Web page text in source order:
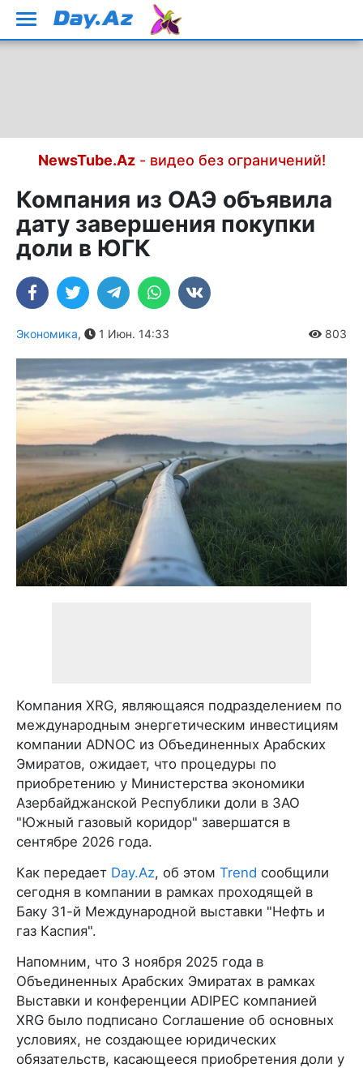
NewsTube.Az- видео без ограничений!
Компания из ОАЭ объявила
дату завершения покупки
доли в ЮГК
Экономика, 1 Июн. 14:33 803
Компания XRG, являющаяся подразделением по
международным энергетическим инвестициям
компании ADNOC из Объединенных Арабских
Эмиратов, ожидает, что процедуры по
приобретению у Министерства экономики
Азербайджанской Республики доли в ЗАО
"Южный газовый коридор" завершатся в
сентябре 2026 года.
Как передает Day.Az, об этом Trend сообщили
сегодня в компании в рамках проходящей в
Баку 31-й Международной выставки "Нефть и
газ Каспия".
Напомним, что 3 ноября 2025 года в
Объединенных Арабских Эмиратах в рамках
Выставки и конференции ADIPEC компанией
XRG было подписано Соглашение об основных
условиях, не создающее юридических
обязательств, касающееся приобретения доли у